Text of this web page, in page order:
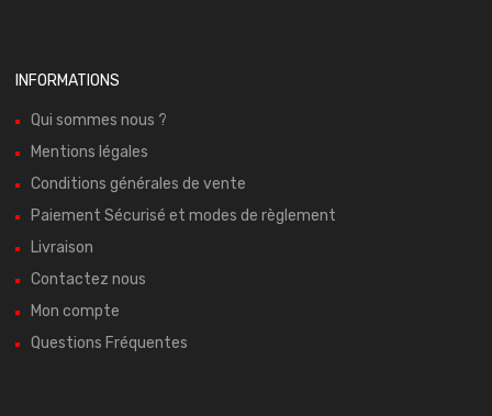
INFORMATIONS
Qui sommes nous ?
Mentions légales
Conditions générales de vente
Paiement Sécurisé et modes de règlement
Livraison
Contactez nous
Mon compte
Questions Fréquentes